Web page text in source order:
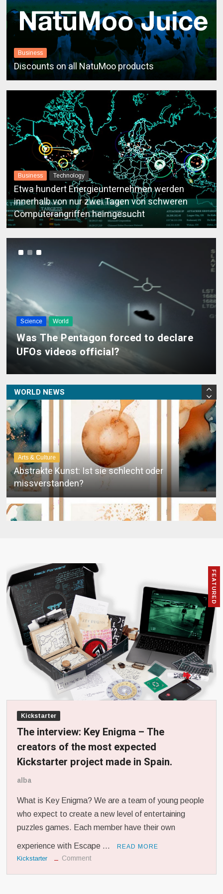
Business
Discounts on all NatuMoo products
Business Technology
Etwa hundert Energieunternehmen werden
innerhalb von nur zwei Tagen von schweren
Computerangriffen heimgesucht
The search continues for missing Roy
Mirlo
Science World
Was The Pentagon forced to declare
UFOs videos official?
World
“Acqua alta” in Venice
WORLD NEWS
Une nouvelle galerie d’art incroyable au musée
Leystan
Arts & Culture
Art abstrait: Est-ce mauvais ou incompris?
Arts & Culture
Abstrakte Kunst: Ist sie schlecht oder
missverstanden?
Arts & Culture
Abstract art: Bad or just misunderstood?
Arts & Culture
Eine hart umkämpfte Auktion für seltsame
Gegenstände finsterer Herkunft.
Arts & Culture
Une enchère très disputée pour des articles
étranges et d’origine obscure.
Arts & Culture
A hotly contested auction for rare and dark
items.
FEATURED
Kickstarter
The interview: Key Enigma – The
creators of the most expected
Kickstarter project made in Spain.
alba
What is Key Enigma? We are a team of young people
who expect to create a new level of entertaining
puzzles games. Each member have their own
experience with Escape … READ MORE
Kickstarter Commenton